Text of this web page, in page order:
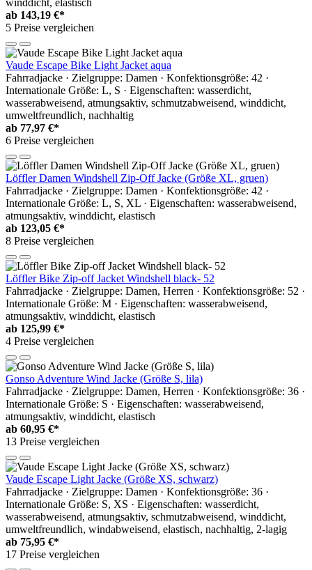
winddicht, elastisch
ab 143,19 €*
5 Preise vergleichen
Vaude Escape Bike Light Jacket aqua
Fahrradjacke · Zielgruppe: Damen · Konfektionsgröße: 42 ·
Internationale Größe: L, S · Eigenschaften: wasserdicht,
wasserabweisend, atmungsaktiv, schmutzabweisend, winddicht,
umweltfreundlich, nachhaltig
ab 77,97 €*
6 Preise vergleichen
Löffler Damen Windshell Zip-Off Jacke (Größe XL, gruen)
Fahrradjacke · Zielgruppe: Damen · Konfektionsgröße: 42 ·
Internationale Größe: L, S, XL · Eigenschaften: wasserabweisend,
atmungsaktiv, winddicht, elastisch
ab 123,05 €*
8 Preise vergleichen
Löffler Bike Zip-off Jacket Windshell black- 52
Fahrradjacke · Zielgruppe: Damen, Herren · Konfektionsgröße: 52 ·
Internationale Größe: M · Eigenschaften: wasserabweisend,
atmungsaktiv, winddicht, elastisch
ab 125,99 €*
4 Preise vergleichen
Gonso Adventure Wind Jacke (Größe S, lila)
Fahrradjacke · Zielgruppe: Damen, Herren · Konfektionsgröße: 36 ·
Internationale Größe: S · Eigenschaften: wasserabweisend,
atmungsaktiv, winddicht, elastisch
ab 60,95 €*
13 Preise vergleichen
Vaude Escape Light Jacke (Größe XS, schwarz)
Fahrradjacke · Zielgruppe: Damen · Konfektionsgröße: 36 ·
Internationale Größe: S, XS · Eigenschaften: wasserdicht,
wasserabweisend, atmungsaktiv, schmutzabweisend, winddicht,
umweltfreundlich, windabweisend, elastisch, nachhaltig, 2-lagig
ab 75,95 €*
17 Preise vergleichen